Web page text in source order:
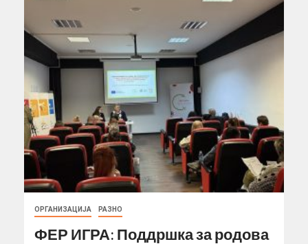
ОРГАНИЗАЦИЈА РАЗНО
ФЕР ИГРА: Поддршка за родова